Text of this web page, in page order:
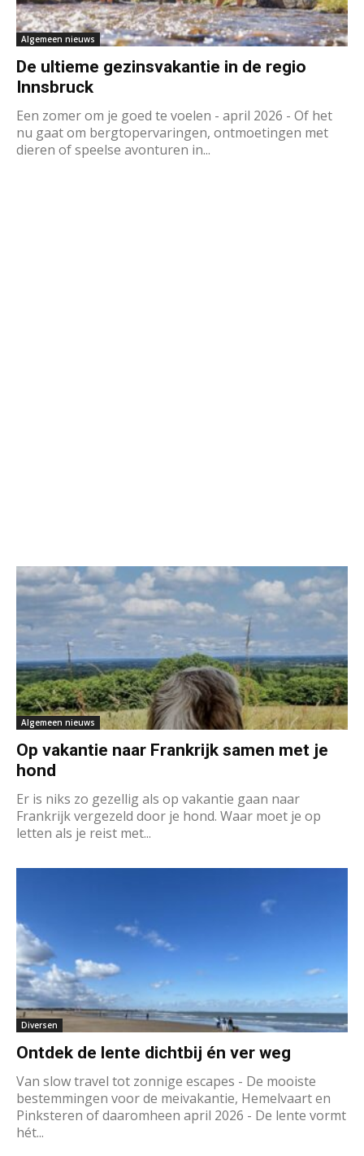
Algemeen nieuws
De ultieme gezinsvakantie in de regio
Innsbruck
Een zomer om je goed te voelen - april 2026 - Of het
nu gaat om bergtopervaringen, ontmoetingen met
dieren of speelse avonturen in...
Algemeen nieuws
Op vakantie naar Frankrijk samen met je
hond
Er is niks zo gezellig als op vakantie gaan naar
Frankrijk vergezeld door je hond. Waar moet je op
letten als je reist met...
Diversen
Ontdek de lente dichtbij én ver weg
Van slow travel tot zonnige escapes - De mooiste
bestemmingen voor de meivakantie, Hemelvaart en
Pinksteren of daaromheen april 2026 - De lente vormt
hét...